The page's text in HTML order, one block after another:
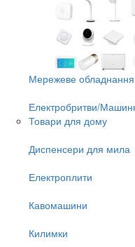
Мережеве
Електробритви/
Товари для дому
Диспенсери для мила
Електроплити
Кавомашини
Килимки